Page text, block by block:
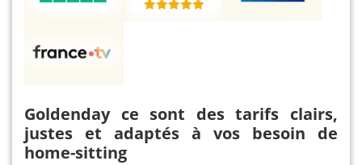
Goldenday ce sont des tarifs clairs,
justes et adaptés à vos besoin de
home-sitting